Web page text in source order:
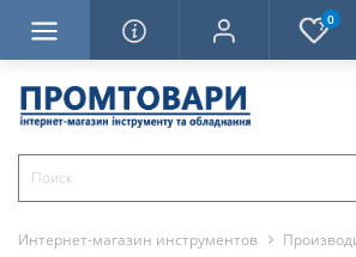
0
Интернет-магазин инструментов